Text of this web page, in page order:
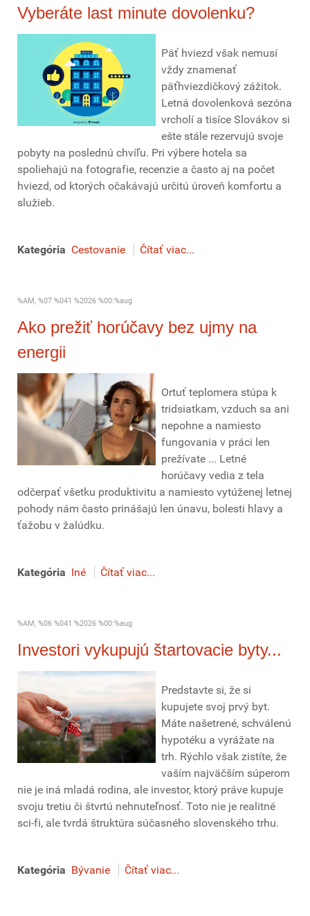
Vyberáte last minute dovolenku?
Päť hviezd však nemusí
vždy znamenať
päťhviezdičkový zážitok.
Letná dovolenková sezóna
vrcholí a tisíce Slovákov si
ešte stále rezervujú svoje
pobyty na poslednú chvíľu. Pri výbere hotela sa
spoliehajú na fotografie, recenzie a často aj na počet
hviezd, od ktorých očakávajú určitú úroveň komfortu a
služieb.
Kategória Cestovanie Čítať viac...
%AM, %07 %041 %2026 %00:%aug
Ako prežiť horúčavy bez ujmy na
energii
Ortuť teplomera stúpa k
tridsiatkam, vzduch sa ani
nepohne a namiesto
fungovania v práci len
prežívate ... Letné
horúčavy vedia z tela
odčerpať všetku produktivitu a namiesto vytúženej letnej
pohody nám často prinášajú len únavu, bolesti hlavy a
ťažobu v žalúdku.
Kategória Iné Čítať viac...
%AM, %06 %041 %2026 %00:%aug
Investori vykupujú štartovacie byty...
Predstavte si, že si
kupujete svoj prvý byt.
Máte našetrené, schválenú
hypotéku a vyrážate na
trh. Rýchlo však zistíte, že
vaším najväčším súperom
nie je iná mladá rodina, ale investor, ktorý práve kupuje
svoju tretiu či štvrtú nehnuteľnosť. Toto nie je realitné
sci-fi, ale tvrdá štruktúra súčasného slovenského trhu.
Kategória Bývanie Čítať viac...